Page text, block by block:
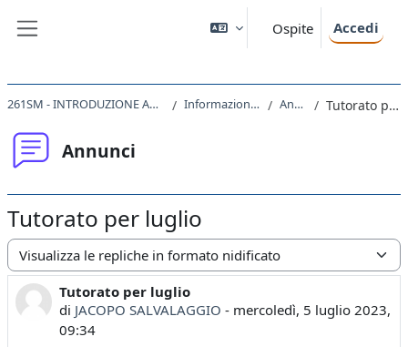
Ospite Accedi
261SM - INTRODUZIONE ALLA FISICA 2022 Informazioni generali Annunci Tutorato per luglio
Annunci
Tutorato per luglio
Modalità visualizzazione
Tutorato per luglio
di JACOPO SALVALAGGIO - mercoledì, 5 luglio 2023,
09:34
Numero di risposte: 0